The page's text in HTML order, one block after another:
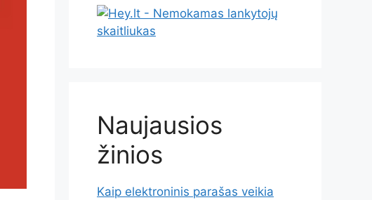
Naujausios
žinios
Kaip elektroninis parašas veikia